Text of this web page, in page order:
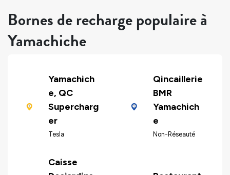
Bornes de recharge populaire à
Yamachiche
Yamachich
e, QC
Supercharg
er
Tesla
Qincaillerie
BMR
Yamachich
e
Non-Réseauté
Caisse